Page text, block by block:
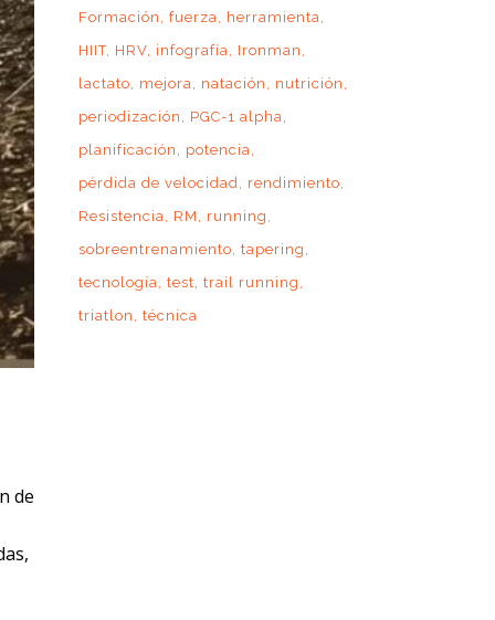
de
Formación
fuerza
herramienta
HIIT HRV infografía
Ironman
lactato
mejora natación
nutrición
periodización
PGC-1 alpha
planificación
potencia
pérdida de velocidad
rendimiento
Resistencia
RM
running
sobreentrenamiento tapering
tecnología test trail running
triatlon
técnica